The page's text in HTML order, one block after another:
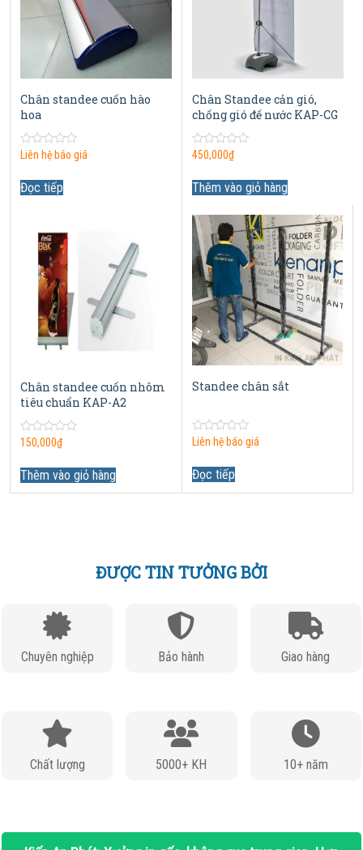
Chân standee cuốn hào
hoa
0
5
Liên hệ báo giá
Đọc tiếp
Chân Standee cản gió,
chống gió đế nước KAP-CG
0
5
450,000₫
Thêm vào giỏ hàng
Chân standee cuốn nhôm
tiêu chuẩn KAP-A2
0
5
150,000₫
Thêm vào giỏ hàng
Standee chân sắt
0
5
Liên hệ báo giá
Đọc tiếp
ĐƯỢC TIN TƯỞNG BỞI
Chuyên nghiệp Bảo hành Giao hàng
Chất lượng 5000+ KH 10+ năm